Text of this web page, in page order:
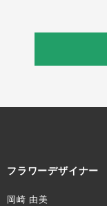
フラワーデザイナー
岡崎 由美